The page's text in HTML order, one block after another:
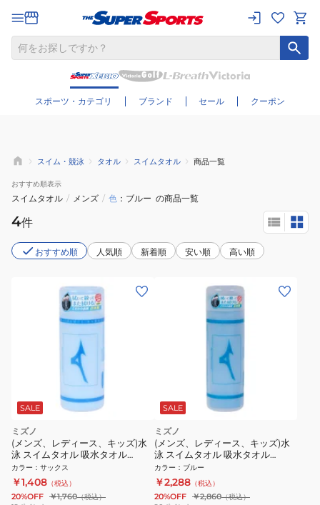
スポーツ・カテゴリ ブランド セール クーポン
さらに絞り込む
スイム・競泳 タオル スイムタオル 商品一覧
おすすめ順表示
スイムタオル / メンズ / 色 ブルー の商品一覧
4件
おすすめ順 人気順 新着順 安い順 高い順
SALE
ミズノ
(メンズ、レディース、キッズ)水
泳 スイムタオル 吸水タオル
N2JYB01119
カラー ： サックス
￥1,408 （税込）
20%OFF ￥1,760（税込）
SALE
ミズノ
(メンズ、レディース、キッズ)水
泳 スイムタオル 吸水タオル
N2JYB01027
カラー ： ブルー
￥2,288 （税込）
20%OFF ￥2,860（税込）